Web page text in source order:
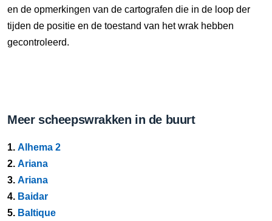
en de opmerkingen van de cartografen die in de loop der
tijden de positie en de toestand van het wrak hebben
gecontroleerd.
Meer scheepswrakken in de buurt
1. Alhema 2
2. Ariana
3. Ariana
4. Baidar
5. Baltique